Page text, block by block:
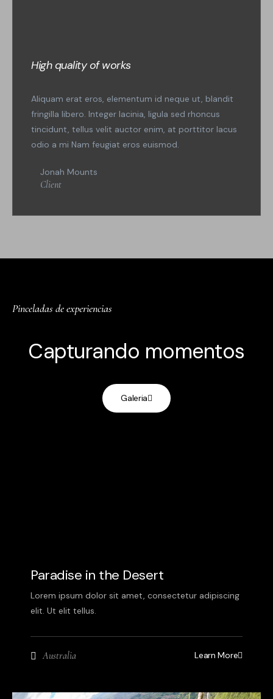
High quality of works
Aliquam erat eros, elementum id neque ut, blandit
fringilla libero. Integer lacinia, ligula sed rhoncus
tincidunt, tellus velit auctor enim, at porttitor lacus
odio a mi Nam feugiat eros euismod.
Jonah Mounts
Client
Pinceladas de experiencias
Capturando momentos
Galeria
Paradise in the Desert
Lorem ipsum dolor sit amet, consectetur adipiscing
elit. Ut elit tellus.
Australia Learn More